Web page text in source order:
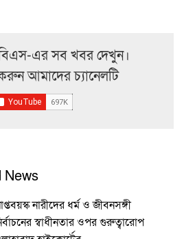
এর সব খবর দেখুন।
আমাদের চ্যানেলটি
News
নারীদের ধর্ম ও জীবনসঙ্গী
স্বাধীনতার ওপর গুরুত্বারোপ